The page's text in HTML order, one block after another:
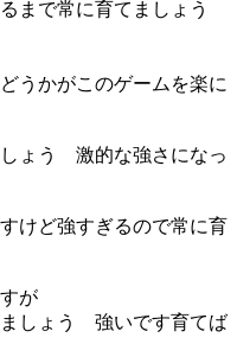
まで常に育てましょう
うかがこのゲームを楽に
ょう 激的な強さになっ
けど強すぎるので常に育
が
しょう 強いです育てば